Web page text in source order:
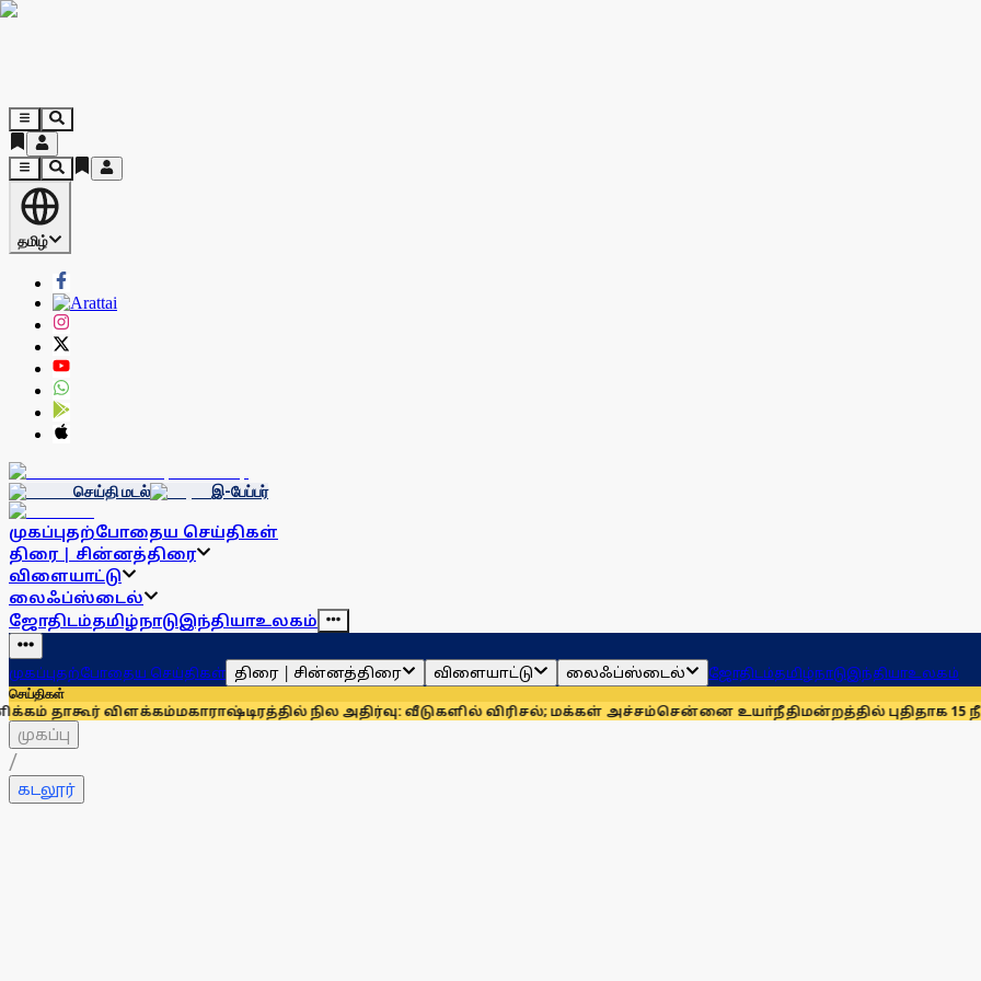
தமிழ்
செய்தி மடல் இ-பேப்பர்
முகப்புதற்போதைய செய்திகள்
திரை | சின்னத்திரை
விளையாட்டு
லைஃப்ஸ்டைல்
ஜோதிடம்தமிழ்நாடுஇந்தியாஉலகம்
முகப்புதற்போதைய செய்திகள் திரை | சின்னத்திரை விளையாட்டு லைஃப்ஸ்டைல் ஜோதிடம்தமிழ்நாடுஇந்தியாஉலகம்
செய்திகள்
மகாராஷ்டிரத்தில் நில அதிர்வு: வீடுகளில் விரிசல்; மக்கள் அச்சம்சென்னை உயா்நீதிமன்றத்தில் புதிதாக 15 நீதிபதிகள்
முகப்பு
/
கடலூர்